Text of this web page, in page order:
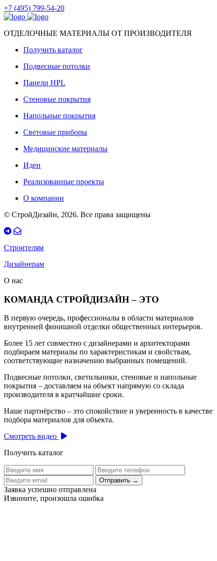
+7 (495) 799-54-20
ОТДЕЛОЧНЫЕ МАТЕРИАЛЫ ОТ ПРОИЗВОДИТЕЛЯ
Получить каталог
Подвесные потолки
Панели HPL
Стеновые покрытия
Напольные покрытия
Световые приборы
Медицинские материалы
Идеи
Реализованные проекты
О компании
© СтройДизайн, 2026. Все права защищены
Строителям
Дизайнерам
О нас
КОМАНДА СТРОЙДИЗАЙН – ЭТО
В первую очередь, профессионалы в области материалов
внутренней финишной отделки общественных интерьеров.
Более 15 лет совместно с дизайнерами и архитекторами
подбираем материалы по характеристикам и свойствам,
соответствующие назначению выбранных помещений.
Подвесные потолки, светильники, стеновые и напольные
покрытия – доставляем на объект напрямую со склада
производителя в кратчайшие сроки.
Наше партнёрство – это спокойствие и уверенность в качестве
подбора материалов для объекта.
Смотреть видео
Получить каталог
Отправить →
Заявка успешно отправлена
Извините, произошла ошибка